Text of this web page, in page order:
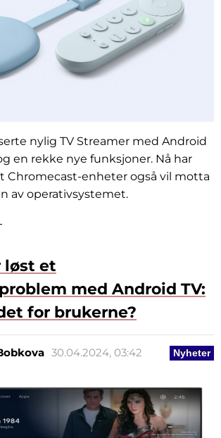
nylig TV Streamer med Android
en rekke nye funksjoner. Nå har
Chromecast-enheter også vil motta
av operativsystemet.
løst et
med Android TV:
for brukerne?
Nyheter
30.04.2024, 03:42